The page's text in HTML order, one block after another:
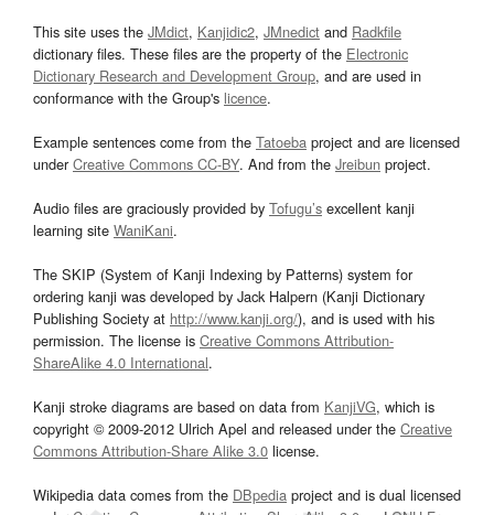
This site uses the JMdict, Kanjidic2, JMnedict and Radkfile
dictionary files. These files are the property of the Electronic
Dictionary Research and Development Group, and are used in
conformance with the Group's licence.
Example sentences come from the Tatoeba project and are licensed
underCreative Commons CC-BY. And from the Jreibun project.
Audio files are graciously provided by Tofugu’s excellent kanji
learning site WaniKani.
The SKIP (System of Kanji Indexing by Patterns) system for
ordering kanji was developed by Jack Halpern (Kanji Dictionary
Publishing Society at http://www.kanji.org/), and is used with his
permission. The license is Creative Commons Attribution-
ShareAlike 4.0 International.
Kanji stroke diagrams are based on data from KanjiVG, which is
copyright © 2009-2012 Ulrich Apel and released under the Creative
Commons Attribution-Share Alike 3.0 license.
Wikipedia data comes from the DBpedia project and is dual licensed